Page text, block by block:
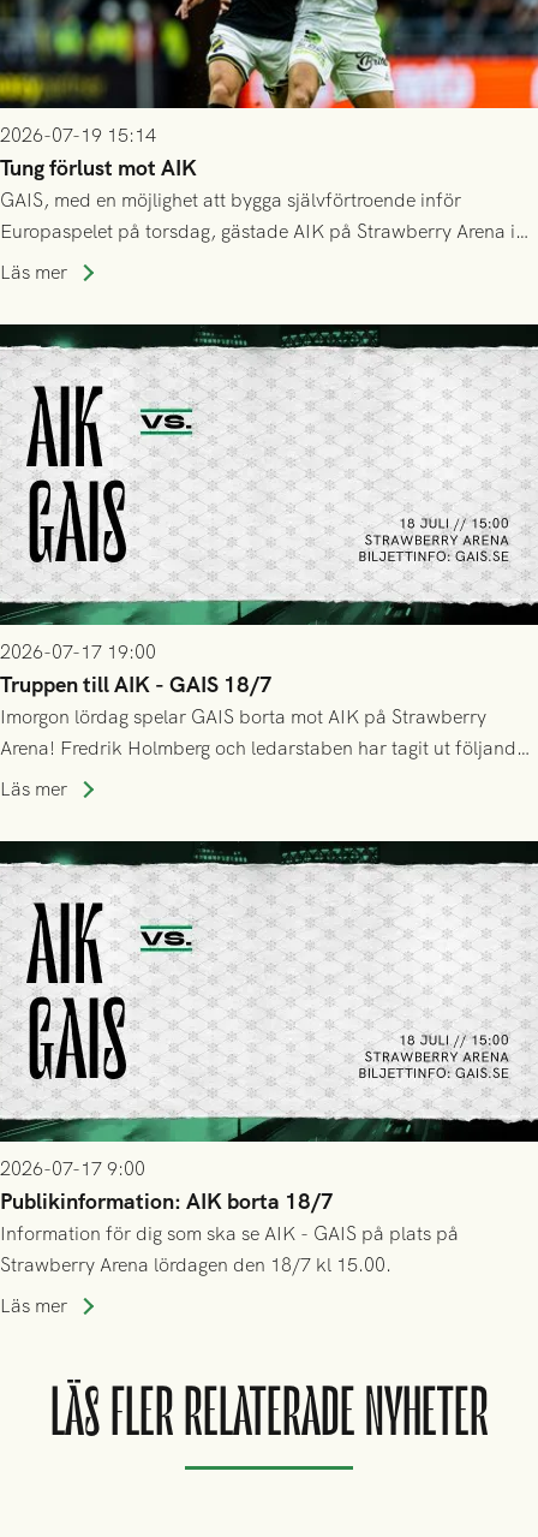
2026-07-19 15:14
Tung förlust mot AIK
GAIS, med en möjlighet att bygga självförtroende inför
Europaspelet på torsdag, gästade AIK på Strawberry Arena i
Stockholm . Men trots konstant hotande i första halvlek av
lyckades få in 2-0.
Läs mer
2026-07-17 19:00
Truppen till AIK - GAIS 18/7
Imorgon lördag spelar GAIS borta mot AIK på Strawberry
Arena! Fredrik Holmberg och ledarstaben har tagit ut följande
trupp till matchen:
Läs mer
2026-07-17 9:00
Publikinformation: AIK borta 18/7
Information för dig som ska se AIK - GAIS på plats på
Strawberry Arena lördagen den 18/7 kl 15.00.
Läs mer
LÄS FLER RELATERADE NYHETER